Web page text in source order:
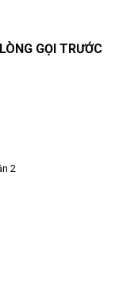
GỌI TRƯỚC
2